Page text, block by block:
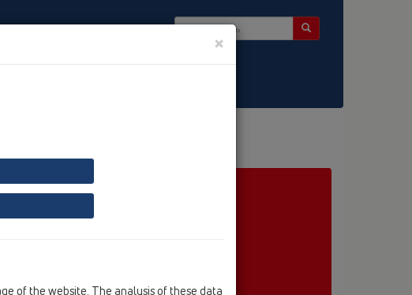
×
of the website. The analysis of these data